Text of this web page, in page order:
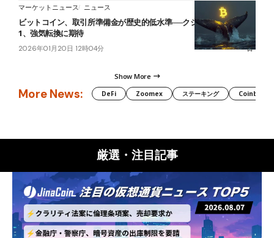
マーケットニュース ニュース
ビットコイン、取引所準備金が歴史的低水準──クジラ売り圧も3分の
1、強気転換に期待
2026年01月20日 12時04分
Show More
More News: DeFi Zoomex ステーキング Coinbase
厳選・注目記事